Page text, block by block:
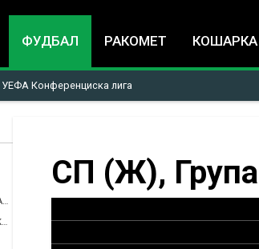
ФУДБАЛ РАКОМЕТ КОШАРКА
УЕФА Конференциска лига
СП (Ж),
СП квалификации, Африка
СП квалификации, КОНКАКАФ